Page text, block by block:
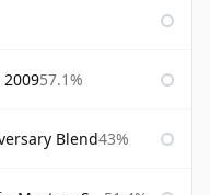
200957.1%
Blend43%